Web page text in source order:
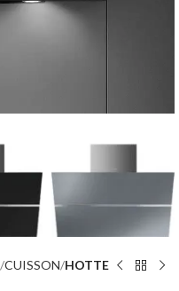
CUISSON HOTTE